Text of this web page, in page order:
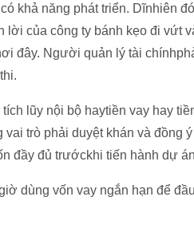
khả năng phát triển. Dĩnhiên
lời của công ty bánh kẹo đi vứt
đây. Người quản lý tài
lũy nội bộ haytiền vay hay
trò phải duyệt khán và đồng
đầy đủ trướckhi tiến hành dự
dùng vốn vay ngắn hạn để